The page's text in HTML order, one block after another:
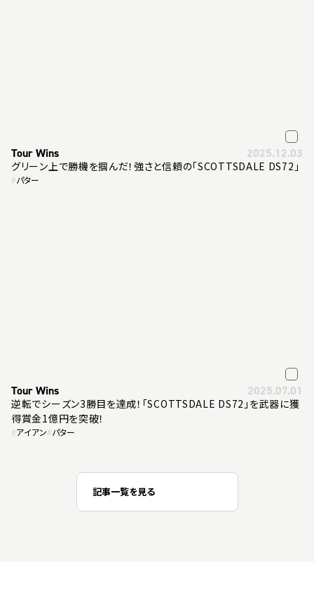
Tour Wins 2025.12.03
グリーン上で勝機を掴んだ！強さと信頼の「SCOTTSDALE DS72」
#パター
Tour Wins 2025.07.01
逆転でシーズン3勝目を達成！「SCOTTSDALE DS72」を武器に獲
得賞金1億円を突破！
#アイアン#パター
記事一覧を見る